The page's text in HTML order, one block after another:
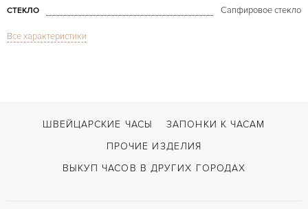
СТЕКЛО Сапфировое стекло
ФУНКЦИИ
Застежка с помощью шипа
Все характеристики
ШВЕЙЦАРСКИЕ ЧАСЫ
ЗАПОНКИ К ЧАСАМ
ПРОЧИЕ ИЗДЕЛИЯ
ВЫКУП ЧАСОВ В ДРУГИХ ГОРОДАХ